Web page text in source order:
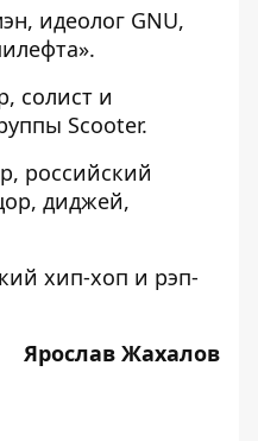
идеолог GNU,
солист и
Scooter.
российский
диджей,
хип-хоп и рэп-
Ярослав Жахалов